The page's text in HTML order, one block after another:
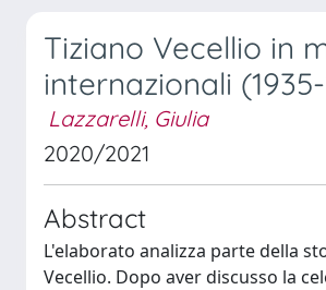
Tiziano Vecellio in
internazionali
Lazzarelli, Giulia
2020/2021
Abstract
L'elaborato analizza parte della
Vecellio. Dopo aver discusso la